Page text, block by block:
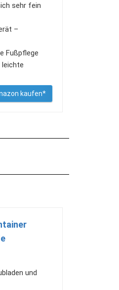
sehr fein
–
Fußpflege
kaufen*
und